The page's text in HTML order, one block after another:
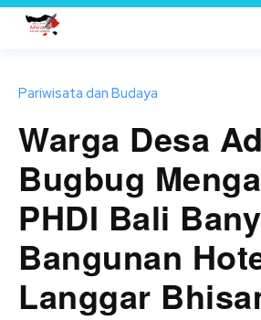
Pariwisata dan Budaya
Warga Desa
Bugbug
PHDI Bali
Bangunan
Langgar